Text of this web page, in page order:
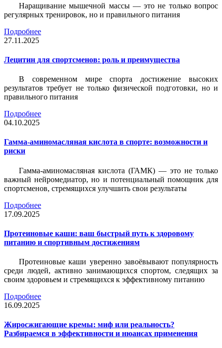
Наращивание мышечной массы — это не только вопрос
регулярных тренировок, но и правильного питания
Подробнее
27.11.2025
Лецитин для спортсменов: роль и преимущества
В современном мире спорта достижение высоких
результатов требует не только физической подготовки, но и
правильного питания
Подробнее
04.10.2025
Гамма-аминомасляная кислота в спорте: возможности и
риски
Гамма-аминомасляная кислота (ГАМК) — это не только
важный нейромедиатор, но и потенциальный помощник для
спортсменов, стремящихся улучшить свои результаты
Подробнее
17.09.2025
Протеиновые каши: ваш быстрый путь к здоровому
питанию и спортивным достижениям
Протеиновые каши уверенно завоёвывают популярность
среди людей, активно занимающихся спортом, следящих за
своим здоровьем и стремящихся к эффективному питанию
Подробнее
16.09.2025
Жиросжигающие кремы: миф или реальность?
Разбираемся в эффективности и нюансах применения